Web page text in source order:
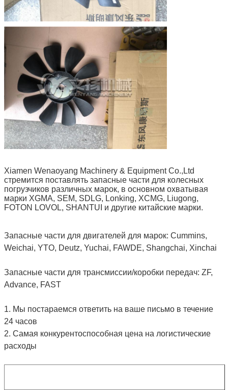
Xiamen Wenaoyang Machinery & Equipment Co.,Ltd
стремится поставлять запасные части для колесных
погрузчиков различных марок, в основном охватывая
марки XGMA, SEM, SDLG, Lonking, XCMG, Liugong,
FOTON LOVOL, SHANTUI и другие китайские марки.
Запасные части для двигателей для марок: Cummins,
Weichai, YTO, Deutz, Yuchai, FAWDE, Shangchai, Xinchai
Запасные части для трансмиссии/коробки передач: ZF,
Advance, FAST
1. Мы постараемся ответить на ваше письмо в течение
24 часов
2. Самая конкурентоспособная цена на логистические
расходы